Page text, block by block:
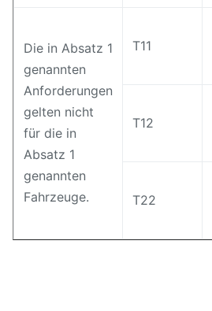
Die in Absatz 1
genannten
Anforderungen
gelten nicht
für die in
Absatz 1
genannten
Fahrzeuge.
T11
T12
T22